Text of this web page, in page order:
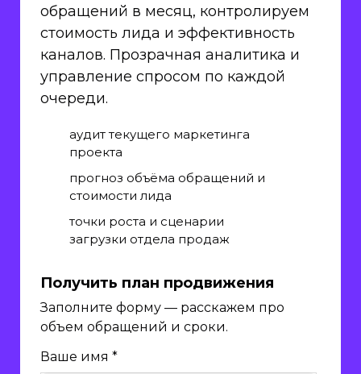
обращений в месяц, контролируем
стоимость лида и эффективность
каналов. Прозрачная аналитика и
управление спросом по каждой
очереди.
аудит текущего маркетинга
проекта
прогноз объёма обращений и
стоимости лида
точки роста и сценарии
загрузки отдела продаж
Получить план продвижения
Заполните форму — расскажем про
объем обращений и сроки.
Ваше имя *